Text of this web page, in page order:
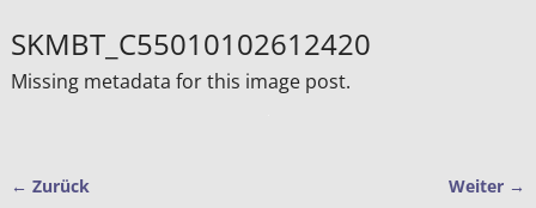
SKMBT_C55010102612420
Missing metadata for this image post.
← Zurück Weiter →